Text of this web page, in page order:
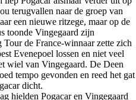
terugvallen naar de groep van
een nieuwe ritzege, maar op de
toonde Vingegaard zijn
de France-winnaar zette zich
Evenepoel lossen en niet veel
wiel van Vingegaard. De Deen
tempo gevonden en reed het gat
dicht.
hielden Pogacar en Vingegaard